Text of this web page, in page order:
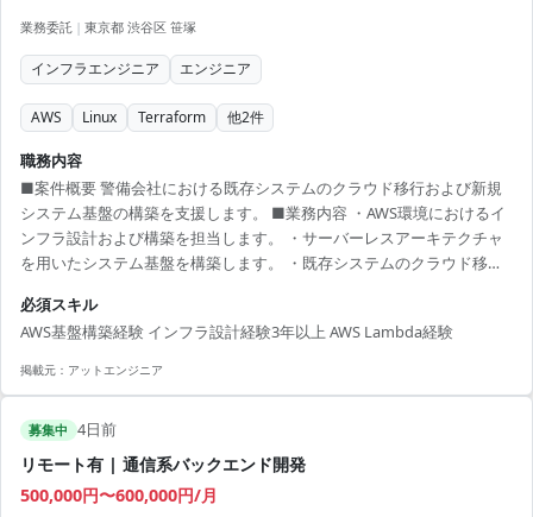
業務委託 | 東京都 渋谷区 笹塚
インフラエンジニア エンジニア
AWS Linux Terraform 他2件
職務内容
■案件概要 警備会社における既存システムのクラウド移行および新規
システム基盤の構築を支援します。 ■業務内容 ・AWS環境におけるイ
ンフラ設計および構築を担当します。 ・サーバーレスアーキテクチャ
を用いたシステム基盤を構築します。 ・既存システムのクラウド移行
必須スキル
AWS基盤構築経験 インフラ設計経験3年以上 AWS Lambda経験
掲載元： アットエンジニア
募集中 4日前
リモート有 | 通信系バックエンド開発
500,000円〜600,000円/月